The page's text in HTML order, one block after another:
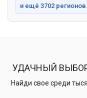
и ещё 3702 регионов
УДАЧНЫЙ
Найди свое среди